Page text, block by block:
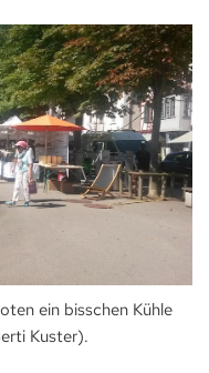
ein bisschen Kühle
Kuster).